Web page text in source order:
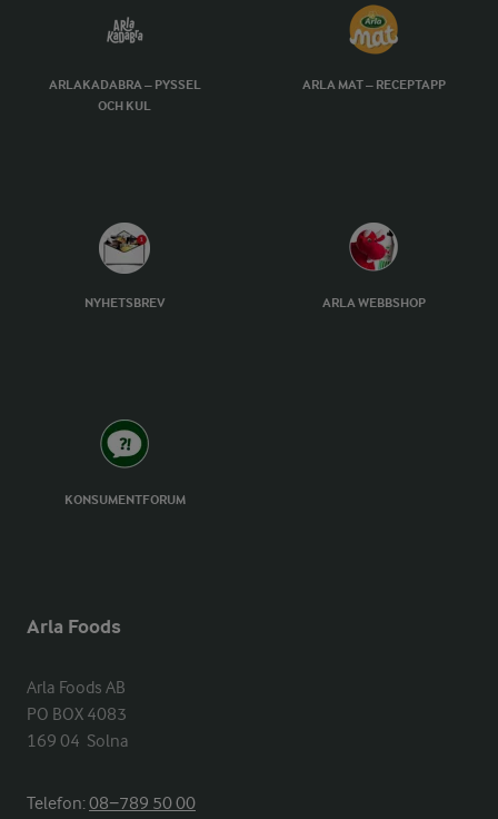
ARLAKADABRA – PYSSEL
OCH KUL
ARLA MAT – RECEPTAPP
NYHETSBREV ARLA WEBBSHOP
KONSUMENTFORUM
Arla Foods
Arla Foods AB
PO BOX 4083
169 04  Solna
Telefon:08−789 50 00